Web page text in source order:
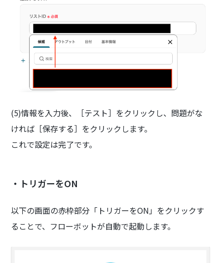
(5)情報を入力後、［テスト］をクリックし、問題がな
ければ［保存する］をクリックします。
これで設定は完了です。
・トリガーをON
以下の画面の赤枠部分「トリガーをON」をクリックす
ることで、フローボットが自動で起動します。